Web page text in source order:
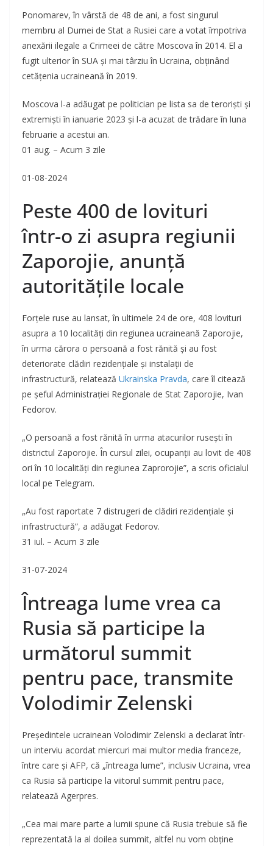
Ponomarev, în vârstă de 48 de ani, a fost singurul
membru al Dumei de Stat a Rusiei care a votat împotriva
anexării ilegale a Crimeei de către Moscova în 2014. El a
fugit ulterior în SUA și mai târziu în Ucraina, obținând
cetățenia ucraineană în 2019.
Moscova l-a adăugat pe politician pe lista sa de teroriști și
extremiști în ianuarie 2023 și l-a acuzat de trădare în luna
februarie a acestui an.
01 aug. – Acum 3 zile
01-08-2024
Peste 400 de lovituri
într-o zi asupra regiunii
Zaporojie, anunță
autoritățile locale
Forțele ruse au lansat, în ultimele 24 de ore, 408 lovituri
asupra a 10 localități din regiunea ucraineană Zaporojie,
în urma cărora o persoană a fost rănită și au fost
deteriorate clădiri rezidențiale și instalații de
infrastructură, relatează Ukrainska Pravda, care îl citează
pe șeful Administrației Regionale de Stat Zaporojie, Ivan
Fedorov.
„O persoană a fost rănită în urma atacurilor rusești în
districtul Zaporojie. În cursul zilei, ocupanții au lovit de 408
ori în 10 localități din regiunea Zaprorojie”, a scris oficialul
local pe Telegram.
„Au fost raportate 7 distrugeri de clădiri rezidențiale și
infrastructură”, a adăugat Fedorov.
31 iul. – Acum 3 zile
31-07-2024
Întreaga lume vrea ca
Rusia să participe la
următorul summit
pentru pace, transmite
Volodimir Zelenski
Preşedintele ucrainean Volodimir Zelenski a declarat într-
un interviu acordat miercuri mai multor media franceze,
între care şi AFP, că „întreaga lume”, inclusiv Ucraina, vrea
ca Rusia să participe la viitorul summit pentru pace,
relatează Agerpres.
„Cea mai mare parte a lumii spune că Rusia trebuie să fie
reprezentată la al doilea summit, altfel nu vom obţine